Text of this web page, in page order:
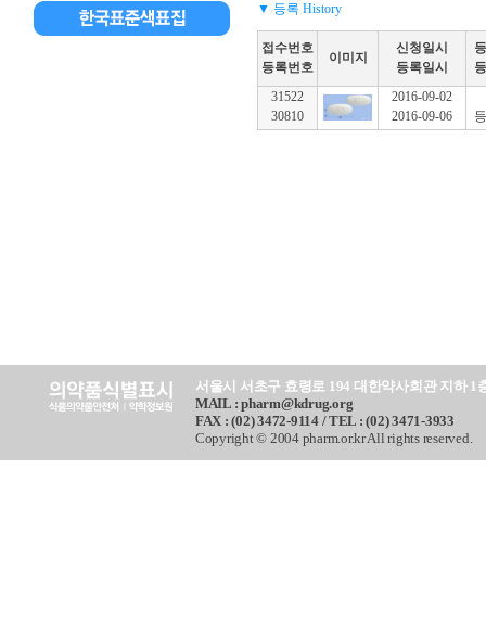
▼ 등록 History
접수번호
등록번호
이미지
신청일시
등록일시
31522
30810
2016-09-02
2016-09-06
서울시 서초구 효령로 194 대한약사회관 지하 1
MAIL : pharm@kdrug.org
FAX : (02) 3472-9114 / TEL : (02) 3471-3933
Copyright © 2004 pharm.or.kr All rights reserved.